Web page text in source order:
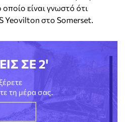
είναι γνωστό ότι
Yeovilton στο Somerset.
ΣΕ 2'
τη μέρα σας.